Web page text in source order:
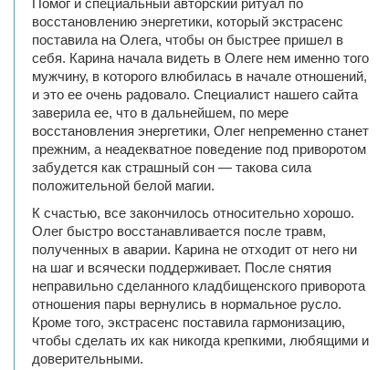
Помог и специальный авторский ритуал по
восстановлению энергетики, который экстрасенс
поставила на Олега, чтобы он быстрее пришел в
себя. Карина начала видеть в Олеге нем именно того
мужчину, в которого влюбилась в начале отношений,
и это ее очень радовало. Специалист нашего сайта
заверила ее, что в дальнейшем, по мере
восстановления энергетики, Олег непременно станет
прежним, а неадекватное поведение под приворотом
забудется как страшный сон — такова сила
положительной белой магии.
К счастью, все закончилось относительно хорошо.
Олег быстро восстанавливается после травм,
полученных в аварии. Карина не отходит от него ни
на шаг и всячески поддерживает. После снятия
неправильно сделанного кладбищенского приворота
отношения пары вернулись в нормальное русло.
Кроме того, экстрасенс поставила гармонизацию,
чтобы сделать их как никогда крепкими, любящими и
доверительными.